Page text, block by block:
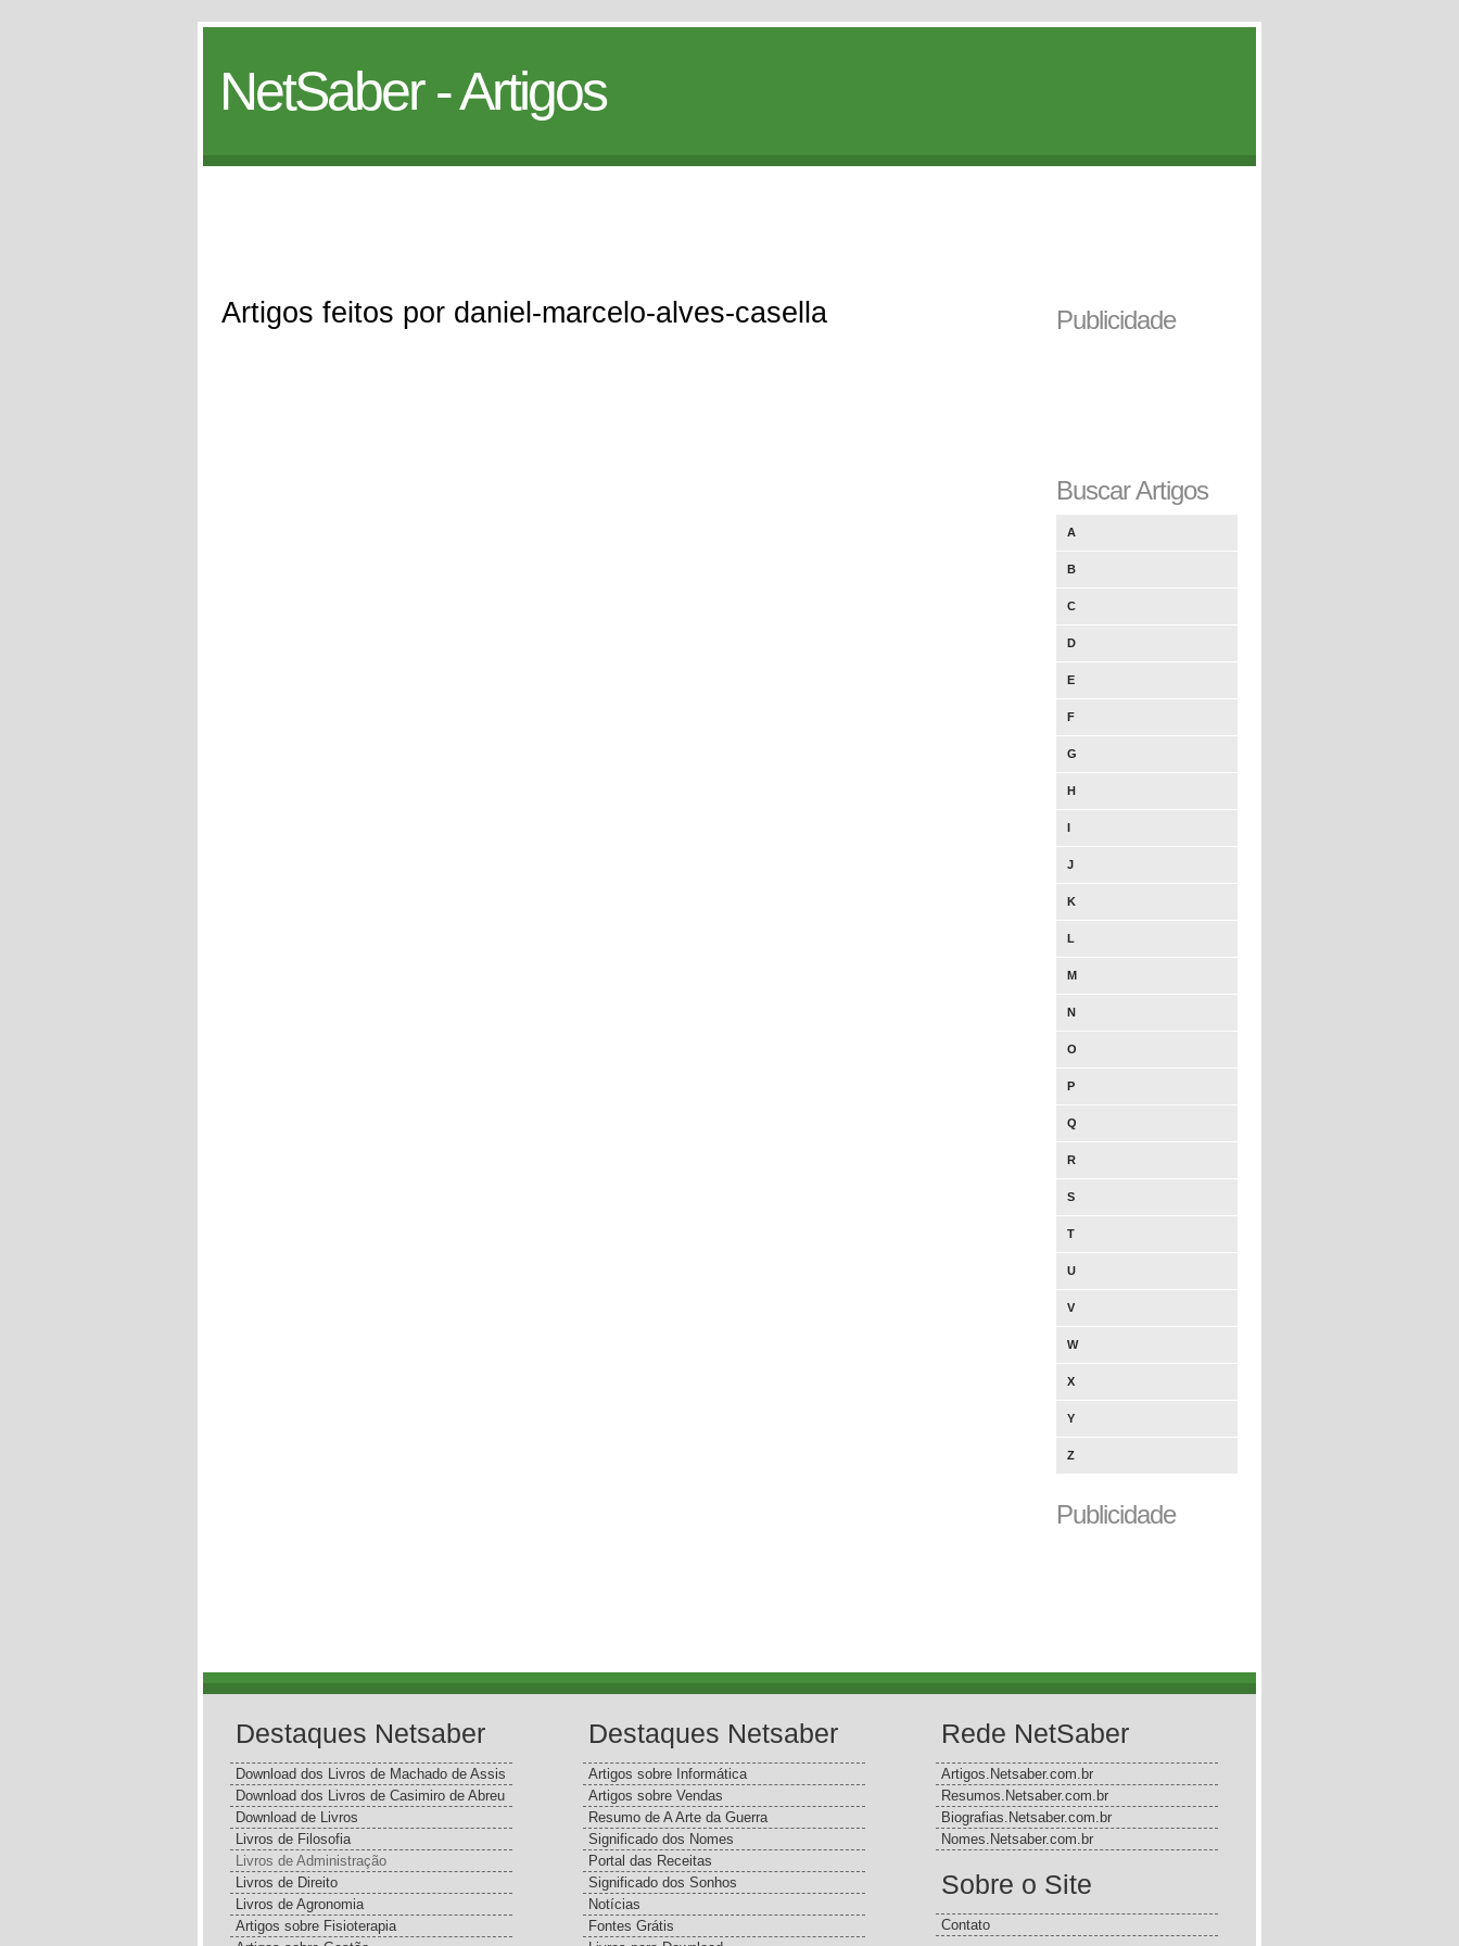
NetSaber - Artigos
Artigos feitos por daniel-marcelo-alves-casella Publicidade
Buscar Artigos
A
B
C
D
E
F
G
H
I
J
K
L
M
N
O
P
Q
R
S
T
U
V
W
X
Y
Z
Publicidade
Destaques Netsaber
Download dos Livros de Machado de Assis
Download dos Livros de Casimiro de Abreu
Download de Livros
Livros de Filosofia
Livros de Administração
Livros de Direito
Livros de Agronomia
Artigos sobre Fisioterapia
Destaques Netsaber
Artigos sobre Informática
Artigos sobre Vendas
Resumo de A Arte da Guerra
Significado dos Nomes
Portal das Receitas
Significado dos Sonhos
Notícias
Fontes Grátis
Rede NetSaber
Artigos.Netsaber.com.br
Resumos.Netsaber.com.br
Biografias.Netsaber.com.br
Nomes.Netsaber.com.br
Sobre o Site
Contato